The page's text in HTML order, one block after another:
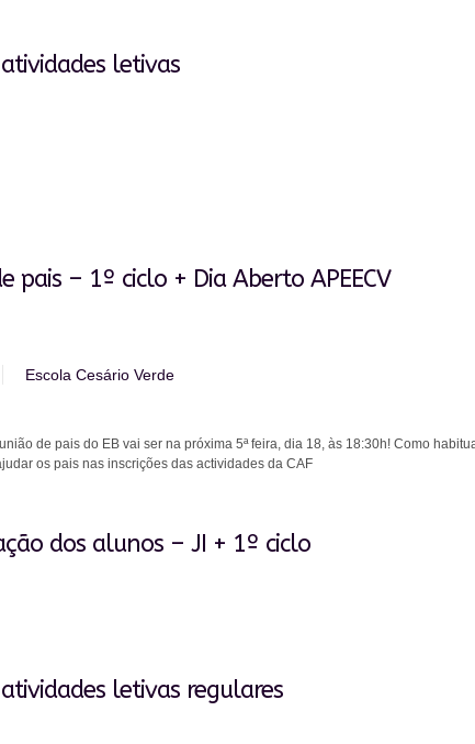
letivas
pais – 1º ciclo + Dia Aberto APEECV
Escola Cesário Verde
de pais do EB vai ser na próxima 5ª feira, dia 18, às 18:30h! Como
os pais nas inscrições das actividades da CAF
dos alunos – JI + 1º ciclo
letivas regulares